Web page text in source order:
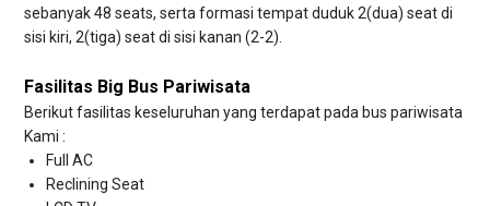
sebanyak 48 seats, serta formasi tempat duduk 2(dua) seat di
sisi kiri, 2(tiga) seat di sisi kanan (2-2).
Fasilitas Big Bus Pariwisata
Berikut fasilitas keseluruhan yang terdapat pada bus pariwisata
Kami :
Full AC
Reclining Seat